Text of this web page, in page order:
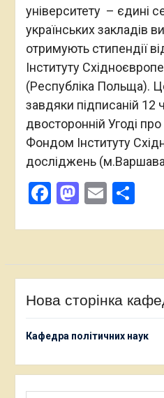
університету – єдині
українських закладів
отримують стипендії
Інституту
(Республіка Польща).
завдяки підписаній 12
двосторонній Угоді
Фондом Інституту
досліджень
Facebook
Mastodon
Email
Нова сторінка
Кафедра політичних наук
Пошук: